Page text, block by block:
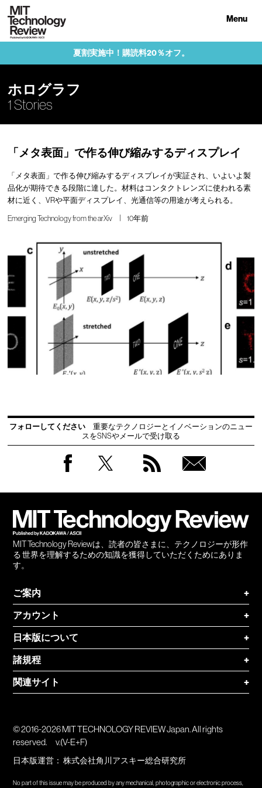
Menu
夏割実施中！購読料20％オフ。
ホログラフ
1 Stories
「メタ表面」で作る伸び縮みするディスプレイ
「メタ表面」で作る伸び縮みするディスプレイが実証され、いよいよ製
品化が期待できる段階に達した。材料はコンタクトレンズに使われる素
材に近く、VRや平面ディスプレイ、光通信等の用途が考えられる。
Emerging Technology from the arXiv 10年前
フォローしてください
重要なテクノロジーとイノベーションのニュー
スをSNSやメールで受け取る
MIT Technology Reviewは、読者の皆さまに、テクノロジーが形作
る 世界を理解するための知識を獲得していただくためにありま
す。
ご案内
+
アカウント
+
日本版について
+
諸規程
+
関連サイト
+
© 2016-2026 MIT TECHNOLOGY REVIEW Japan. All rights
reserved.
v.(V-E+F)
日本版運営：株式会社角川アスキー総合研究所
No part of this issue may be produced by any mechanical, photographic or electronic process,